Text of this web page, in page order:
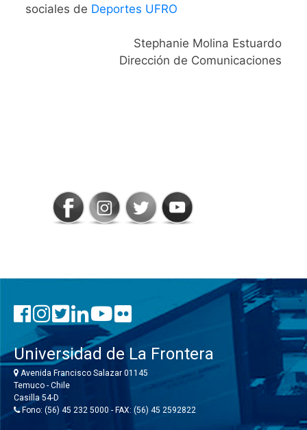
sociales de Deportes UFRO
Stephanie Molina Estuardo
Dirección de Comunicaciones
Universidad de La Frontera
Avenida Francisco Salazar 01145
Temuco - Chile
Casilla 54-D
Fono: (56) 45 232 5000 - FAX: (56) 45 2592822